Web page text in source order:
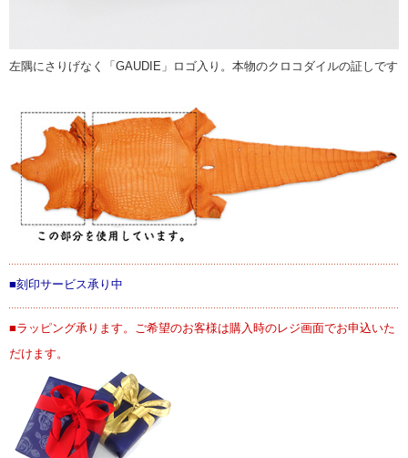
左隅にさりげなく「GAUDIE」ロゴ入り。本物のクロコダイルの証しです
■刻印サービス承り中
■ラッピング承ります。ご希望のお客様は購入時のレジ画面でお申込いた
だけます。